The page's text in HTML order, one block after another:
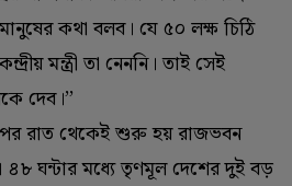
কথা বলব। যে ৫০ লক্ষ চিঠি
মন্ত্রী তা নেননি। তাই সেই
দেব।’’
রাত থেকেই শুরু হয় রাজভবন
৪৮ ঘন্টার মধ্যে তৃণমূল দেশের দুই বড়